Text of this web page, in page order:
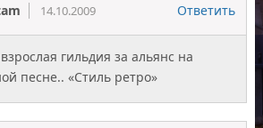
14.10.2009 Ответить
гильдия за альянс на
песне.. «Стиль ретро»